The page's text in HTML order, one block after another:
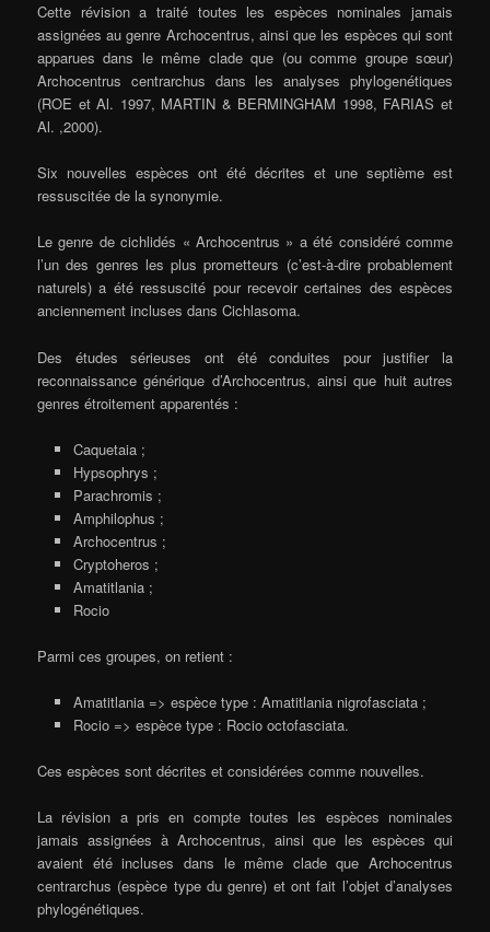
Cette révision a traité toutes les espèces nominales jamais
assignées au genre Archocentrus, ainsi que les espèces qui sont
apparues dans le même clade que (ou comme groupe sœur)
Archocentrus centrarchus dans les analyses phylogenétiques
(ROE et Al. 1997, MARTIN & BERMINGHAM 1998, FARIAS et
Al. ,2000).
Six nouvelles espèces ont été décrites et une septième est
ressuscitée de la synonymie.
Le genre de cichlidés « Archocentrus » a été considéré comme
l’un des genres les plus prometteurs (c’est-à-dire probablement
naturels) a été ressuscité pour recevoir certaines des espèces
anciennement incluses dans Cichlasoma.
Des études sérieuses ont été conduites pour justifier la
reconnaissance générique d’Archocentrus, ainsi que huit autres
genres étroitement apparentés :
Caquetaia ;
Hypsophrys ;
Parachromis ;
Amphilophus ;
Archocentrus ;
Cryptoheros ;
Amatitlania ;
Rocio
Parmi ces groupes, on retient :
Amatitlania => espèce type : Amatitlania nigrofasciata ;
Rocio => espèce type : Rocio octofasciata.
Ces espèces sont décrites et considérées comme nouvelles.
La révision a pris en compte toutes les espèces nominales
jamais assignées à Archocentrus, ainsi que les espèces qui
avaient été incluses dans le même clade que Archocentrus
centrarchus (espèce type du genre) et ont fait l’objet d’analyses
phylogénétiques.